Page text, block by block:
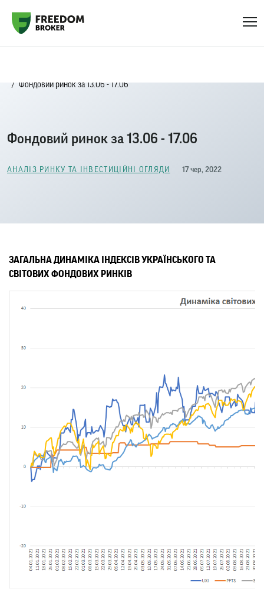
Фондовий ринок за 13.06 - 17.06
Фондовий ринок за 13.06 - 17.06
АНАЛІЗ РИНКУ ТА ІНВЕСТИЦІЙНІ ОГЛЯДИ 17 чер, 2022
ЗАГАЛЬНА ДИНАМІКА ІНДЕКСІВ УКРАЇНСЬКОГО ТА
СВІТОВИХ ФОНДОВИХ РИНКІВ